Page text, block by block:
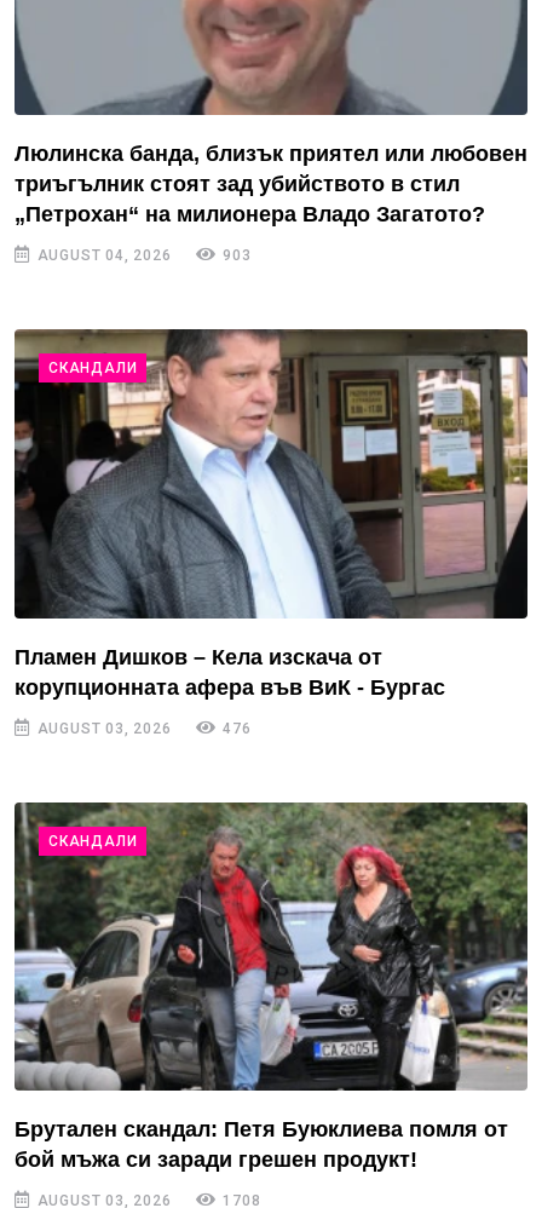
Люлинска банда, близък приятел или любовен
триъгълник стоят зад убийството в стил
„Петрохан“ на милионера Владо Загатото?
AUGUST 04, 2026 903
СКАНДАЛИ
Пламен Дишков – Кела изскача от
корупционната афера във ВиК - Бургас
AUGUST 03, 2026 476
СКАНДАЛИ
Брутален скандал: Петя Буюклиева помля от
бой мъжа си заради грешен продукт!
AUGUST 03, 2026 1708